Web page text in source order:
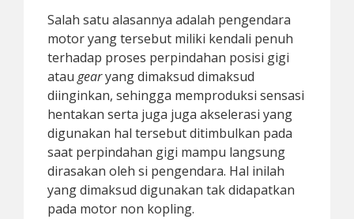
Salah satu alasannya adalah pengendara
motor yang tersebut miliki kendali penuh
terhadap proses perpindahan posisi gigi
ataugearyang dimaksud dimaksud
diinginkan, sehingga memproduksi sensasi
hentakan serta juga juga akselerasi yang
digunakan hal tersebut ditimbulkan pada
saat perpindahan gigi mampu langsung
dirasakan oleh si pengendara. Hal inilah
yang dimaksud digunakan tak didapatkan
pada motor non kopling.